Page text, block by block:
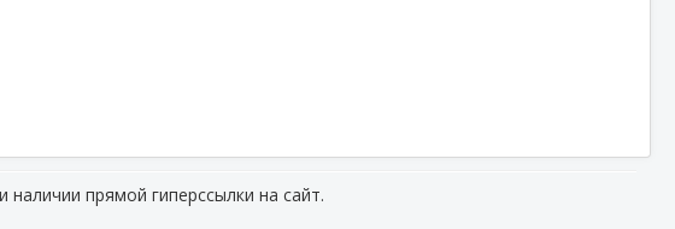
прямой гиперссылки на сайт.